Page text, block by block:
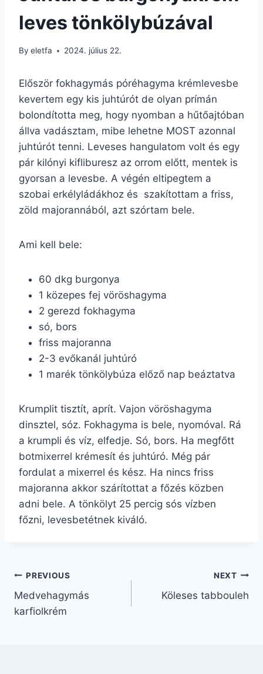
leves tönkölybúzával
By eletfa 2024. július 22.
Először fokhagymás póréhagyma krémlevesbe
kevertem egy kis juhtúrót de olyan prímán
bolondította meg, hogy nyomban a hűtőajtóban
állva vadásztam, mibe lehetne MOST azonnal
juhtúrót tenni. Leveses hangulatom volt és egy
pár kilónyi kifliburesz az orrom előtt, mentek is
gyorsan a levesbe. A végén eltipegtem a
szobai erkélyládákhoz és szakítottam a friss,
zöld majorannából, azt szórtam bele.
Ami kell bele:
60 dkg burgonya
1 közepes fej vöröshagyma
2 gerezd fokhagyma
só, bors
friss majoranna
2-3 evőkanál juhtúró
1 marék tönkölybúza előző nap beáztatva
Krumplit tisztít, aprít. Vajon vöröshagyma
dinsztel, sóz. Fokhagyma is bele, nyomóval. Rá
a krumpli és víz, elfedje. Só, bors. Ha megfőtt
botmixerrel krémesít és juhtúró. Még pár
fordulat a mixerrel és kész. Ha nincs friss
majoranna akkor szárítottat a főzés közben
adni bele. A tönkölyt 25 percig sós vízben
főzni, levesbetétnek kiváló.
Bejegyzés
navigáció
PREVIOUS
Medvehagymás
karfiolkrém
NEXT
Köleses tabbouleh